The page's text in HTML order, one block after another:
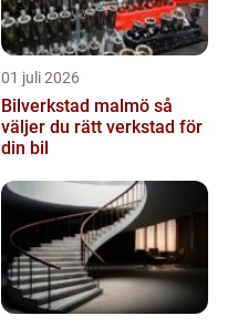
01 juli 2026
Bilverkstad malmö så
väljer du rätt verkstad för
din bil